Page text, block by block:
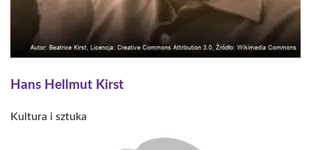
Hans Hellmut Kirst
Kultura i sztuka